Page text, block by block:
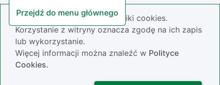
Przejdź do menu głównego
Nasza strona wykorzystuje pliki cookies.
Korzystanie z witryny oznacza zgodę na ich zapis
lub wykorzystanie.
Więcej informacji można znaleźć w Polityce
Cookies.